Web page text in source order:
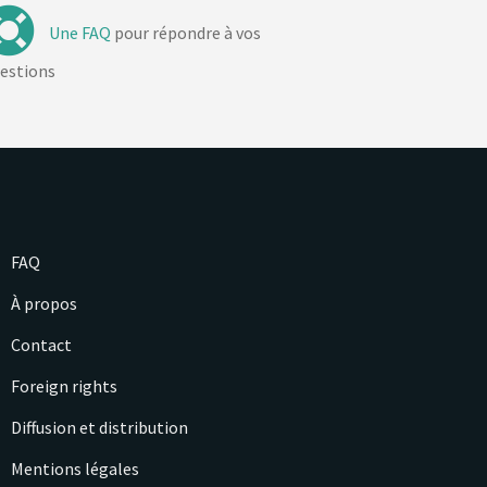
Une FAQ pour répondre à vos
FAQ
À propos
Contact
Foreign rights
Diffusion et distribution
Mentions légales